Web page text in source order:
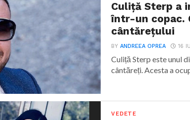
Culiță Sterp a
într-un copac.
cântărețului
BYANDREEA OPREA 16
Culiță Sterp este unul
cântăreți. Acesta a
VEDETE